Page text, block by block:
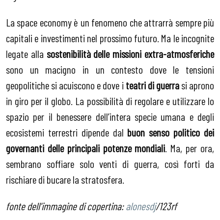
La space economy è un fenomeno che attrarrà sempre più
capitali e investimenti nel prossimo futuro. Ma le incognite
legate alla sostenibilità delle missioni extra-atmosferiche
sono un macigno in un contesto dove le tensioni
geopolitiche si acuiscono e dove i teatri di guerrasi aprono
in giro per il globo. La possibilità di regolare e utilizzare lo
spazio per il benessere dell’intera specie umana e degli
ecosistemi terrestri dipende dal buon senso politico dei
governanti delle principali potenze mondiali . Ma, per ora,
sembrano soffiare solo venti di guerra, così forti da
rischiare di bucare la stratosfera.
fonte dell'immagine di copertina:alonesdj/123rf